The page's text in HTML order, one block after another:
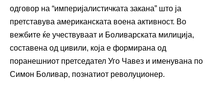
одговор на “империјалистичката закана” што ја
претставува американската воена активност. Во
вежбите ќе учествуваат и Боливарската милиција,
составена од цивили, која е формирана од
поранешниот претседател Уго Чавез и именувана по
Симон Боливар, познатиот револуционер.